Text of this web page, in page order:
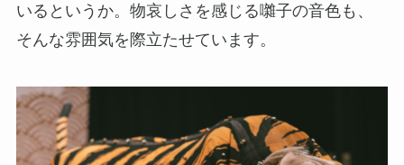
いるというか。物哀しさを感じる囃子の音色も、
そんな雰囲気を際立たせています。